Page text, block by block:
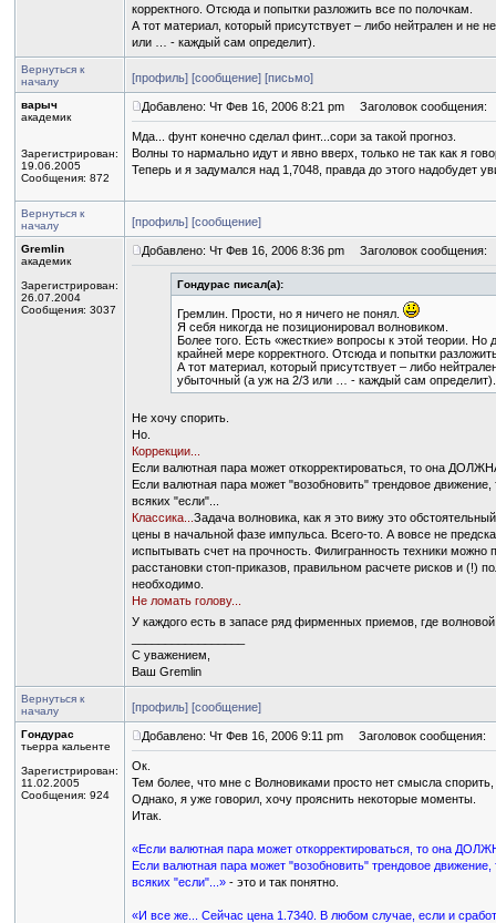
корректного. Отсюда и попытки разложить все по полочкам.
А тот материал, который присутствует – либо нейтрален и не
или … - каждый сам определит).
Вернуться к
началу
[профиль] [сообщение] [письмо]
варыч
академик
Зарегистрирован:
19.06.2005
Сообщения: 872
Добавлено: Чт Фев 16, 2006 8:21 pm Заголовок сообщения:
Мда... фунт конечно сделал финт...сори за такой прогноз.
Волны то нармально идут и явно вверх, только не так как я
Теперь и я задумался над 1,7048, правда до этого надобудет
Вернуться к
началу
[профиль] [сообщение]
Gremlin
академик
Зарегистрирован:
26.07.2004
Сообщения: 3037
Добавлено: Чт Фев 16, 2006 8:36 pm Заголовок сообщения:
Гондурас писал(а):
Гремлин. Прости, но я ничего не понял.
Я себя никогда не позиционировал волновиком.
Более того. Есть «жесткие» вопросы к этой теории.
крайней мере корректного. Отсюда и попытки
А тот материал, который присутствует – либо
убыточный (а уж на 2/3 или … - каждый сам определит).
Не хочу спорить.
Но.
Коррекции...
Если валютная пара может откорректироваться, то она
Если валютная пара может "возобновить" трендовое
всяких "если"...
Классика... Задача волновика, как я это вижу это
цены в начальной фазе импульса. Всего-то. А вовсе не
испытывать счет на прочность. Филигранность техники
расстановки стоп-приказов, правильном расчете рисков и (!)
необходимо.
Не ломать голову...
У каждого есть в запасе ряд фирменных приемов, где
С уважением,
Ваш Gremlin
Вернуться к
началу
[профиль] [сообщение]
Гондурас
тьерра кальенте
Зарегистрирован:
11.02.2005
Сообщения: 924
Добавлено: Чт Фев 16, 2006 9:11 pm Заголовок сообщения:
Ок.
Тем более, что мне с Волновиками просто нет смысла спорить,
Однако, я уже говорил, хочу прояснить некоторые моменты.
Итак.
«Если валютная пара может откорректироваться, то она
Если валютная пара может "возобновить" трендовое
всяких "если"...» - это и так понятно.
«И все же... Сейчас цена 1.7340. В любом случае, если и